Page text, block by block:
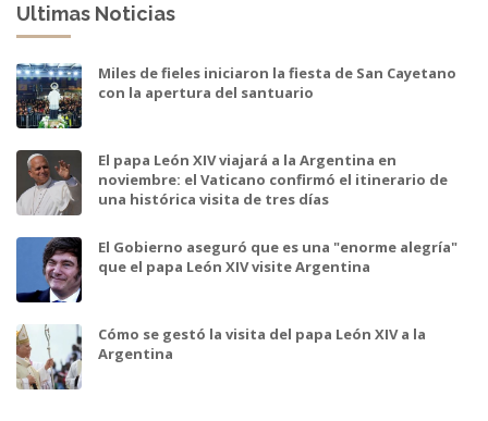
Ultimas Noticias
Miles de fieles iniciaron la fiesta de San Cayetano
con la apertura del santuario
El papa León XIV viajará a la Argentina en
noviembre: el Vaticano confirmó el itinerario de
una histórica visita de tres días
El Gobierno aseguró que es una "enorme alegría"
que el papa León XIV visite Argentina
Cómo se gestó la visita del papa León XIV a la
Argentina